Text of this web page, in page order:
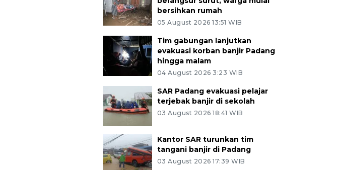
bersihkan rumah
05 August 2026 13:51 WIB
Tim gabungan lanjutkan
evakuasi korban banjir Padang
hingga malam
04 August 2026 3:23 WIB
SAR Padang evakuasi pelajar
terjebak banjir di sekolah
03 August 2026 18:41 WIB
Kantor SAR turunkan tim
tangani banjir di Padang
03 August 2026 17:39 WIB